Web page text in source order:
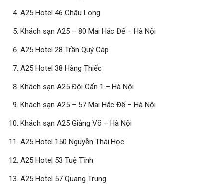
A25 Hotel 46 Châu Long
Khách sạn A25 – 80 Mai Hắc Đế – Hà Nội
A25 Hotel 28 Trần Quý Cáp
A25 Hotel 38 Hàng Thiếc
Khách sạn A25 Đội Cấn 1 – Hà Nội
Khách sạn A25 – 57 Mai Hắc Đế – Hà Nội
Khách sạn A25 Giảng Võ – Hà Nội
A25 Hotel 150 Nguyễn Thái Học
A25 Hotel 53 Tuệ Tĩnh
A25 Hotel 57 Quang Trung